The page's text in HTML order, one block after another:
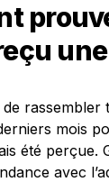
rassembler
mois
été perçue.
avec